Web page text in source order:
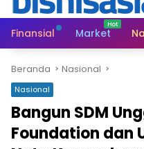
Finansial Market
Beranda Nasional
Nasional
Bangun SDM
Foundation dan